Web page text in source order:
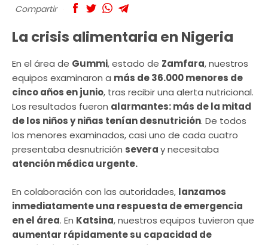
Compartir
La crisis alimentaria en Nigeria
En el área de Gummi, estado de Zamfara, nuestros
equipos examinaron a más de 36.000 menores de
cinco años en junio, tras recibir una alerta nutricional.
Los resultados fueron alarmantes: más de la mitad
de los niños y niñas tenían desnutrición. De todos
los menores examinados, casi uno de cada cuatro
presentaba desnutrición severay necesitaba
atención médica urgente.
En colaboración con las autoridades, lanzamos
inmediatamente una respuesta de emergencia
en el área. En Katsina, nuestros equipos tuvieron que
aumentar rápidamente su capacidad de